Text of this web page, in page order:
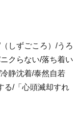
（しずごころ）/うろ
クらない/落ち着い
静沈着/泰然自若
る/「心頭滅却すれ